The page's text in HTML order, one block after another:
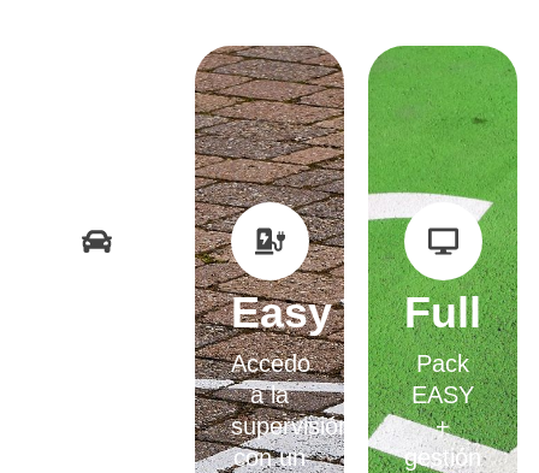
Easy
Accedo
a la
supervisión
con un
Full
Pack
EASY
+
gestión